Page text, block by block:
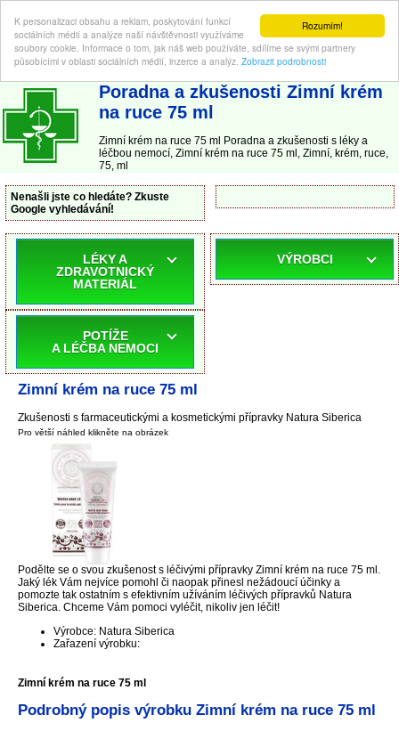
Rozumím!
K personalizaci obsahu a reklam, poskytování funkcí
sociálních médií a analýze naší návštěvnosti využíváme
soubory cookie. Informace o tom, jak náš web používáte, sdílíme se svými partnery
působícími v oblasti sociálních médií, inzerce a analýz. Zobrazit podrobnosti
ABC-LEKARNA.cz | Poradna a zkušenosti s léky a léčbou nemocí
Poradna a zkušenosti Zimní krém
na ruce 75 ml
Zimní krém na ruce 75 ml Poradna a zkušenosti s léky a
léčbou nemocí, Zimní krém na ruce 75 ml, Zimní, krém, ruce,
75, ml
Nenašli jste co hledáte? Zkuste
Google vyhledávání!
LÉKY A
ZDRAVOTNICKÝ
MATERIÁL
POTÍŽE
A LÉČBA NEMOCI
VÝROBCI
Zimní krém na ruce 75 ml
Zkušenosti s farmaceutickými a kosmetickými přípravky Natura Siberica
Pro větší náhled klikněte na obrázek
Podělte se o svou zkušenost s léčivými přípravky Zimní krém na ruce 75 ml.
Jaký lék Vám nejvíce pomohl či naopak přinesl nežádoucí účinky a
pomozte tak ostatním s efektivním užíváním léčivých přípravků Natura
Siberica. Chceme Vám pomoci vyléčit, nikoliv jen léčit!
Výrobce: Natura Siberica
Zařazení výrobku:
Zimní krém na ruce 75 ml
Podrobný popis výrobku Zimní krém na ruce 75 ml